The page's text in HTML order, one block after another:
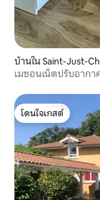
บ้านใน Saint-Just-
เมซอนเน็ตปรับอาก
โดนใจเกสต์
โดนใจเกสต์